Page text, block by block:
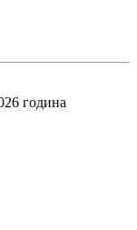
година